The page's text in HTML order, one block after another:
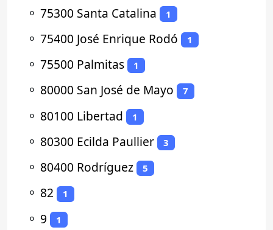
⚬ 75300 Santa Catalina 1
⚬ 75400 José Enrique Rodó 1
⚬ 75500 Palmitas 1
⚬ 80000 San José de Mayo 7
⚬ 80100 Libertad 1
⚬ 80300 Ecilda Paullier 3
⚬ 80400 Rodríguez 5
⚬ 82 1
⚬ 9 1